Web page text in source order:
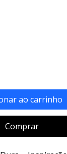
ao carrinho
Comprar